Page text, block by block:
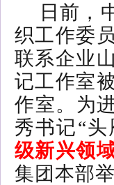
日前，
织工作委
联系企业
记工作室
作室。 为
秀书记“
级新兴领
集团本部